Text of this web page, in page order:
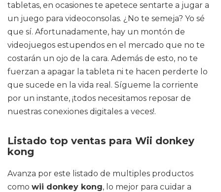
tabletas, en ocasiones te apetece sentarte a jugar a
un juego para videoconsolas. ¿No te semeja? Yo sé
que sí. Afortunadamente, hay un montón de
videojuegos estupendos en el mercado que no te
costarán un ojo de la cara. Además de esto, no te
fuerzan a apagar la tableta ni te hacen perderte lo
que sucede en la vida real. Sígueme la corriente
por un instante, ¡todos necesitamos reposar de
nuestras conexiones digitales a veces!.
Listado top ventas para Wii donkey
kong
Avanza por este listado de multiples productos
como wii donkey kong, lo mejor para cuidar a